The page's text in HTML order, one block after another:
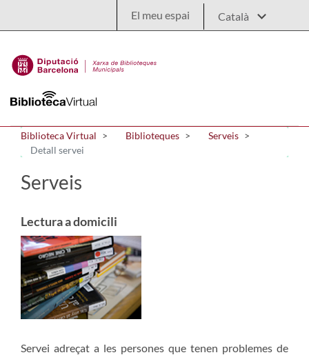
El meu espai
Biblioteca Virtual Biblioteques
Serveis
Detall servei
Serveis
Lectura a domicili
Servei adreçat a les persones que tenen problemes de